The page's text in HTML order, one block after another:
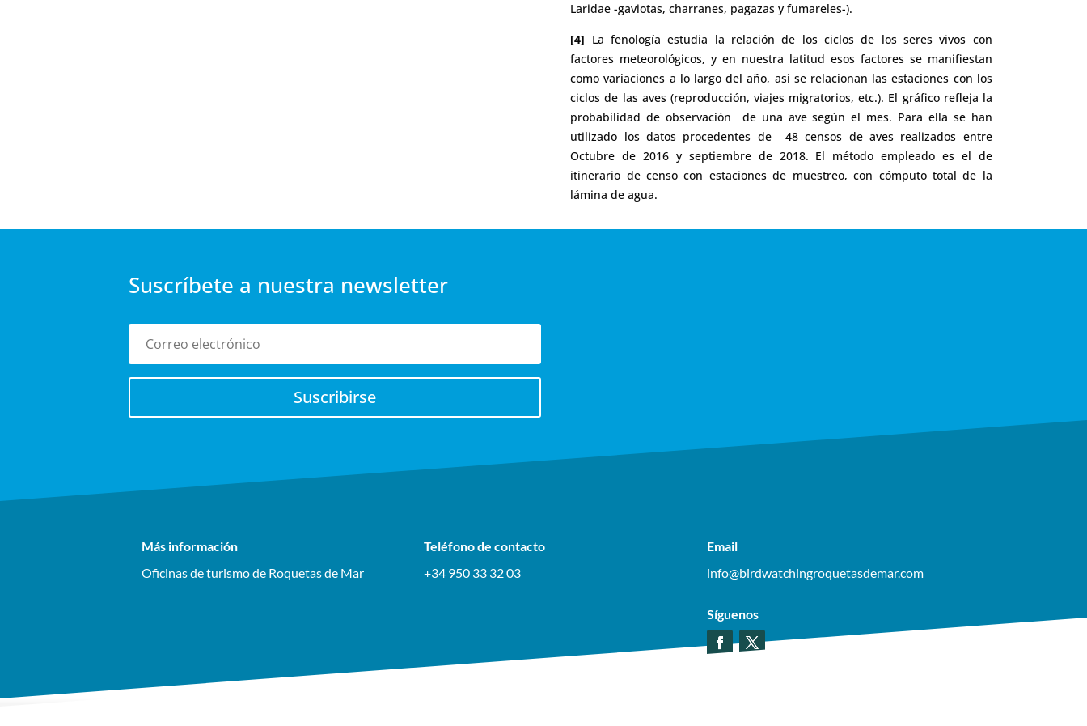
Laridae -gaviotas, charranes, pagazas y fumareles-).
[4] La fenología estudia la relación de los ciclos de los seres vivos con
factores meteorológicos, y en nuestra latitud esos factores se manifiestan
como variaciones a lo largo del año, así se relacionan las estaciones con los
ciclos de las aves (reproducción, viajes migratorios, etc.). El gráfico refleja la
probabilidad de observación de una ave según el mes. Para ella se han
utilizado los datos procedentes de 48 censos de aves realizados entre
Octubre de 2016 y septiembre de 2018. El método empleado es el de
itinerario de censo con estaciones de muestreo, con cómputo total de la
lámina de agua.
Suscríbete a nuestra newsletter
Suscribirse
Más información
Oficinas de turismo de Roquetas de Mar
Teléfono de contacto
+34 950 33 32 03
Email
info@birdwatchingroquetasdemar.com
Síguenos